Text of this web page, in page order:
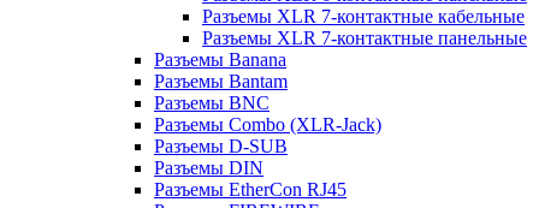
Разъемы XLR 7-контактные кабельные
Разъемы XLR 7-контактные панельные
Разъемы Banana
Разъемы Bantam
Разъемы BNC
Разъемы Combo (XLR-Jack)
Разъемы D-SUB
Разъемы DIN
Разъемы EtherCon RJ45